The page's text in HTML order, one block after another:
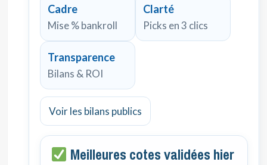
Cadre
Mise % bankroll
Clarté
Picks en 3 clics
Transparence
Bilans & ROI
Voir les bilans publics
Meilleures cotes validées hier